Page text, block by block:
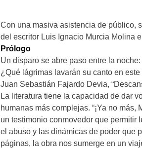
Con una masiva asistencia de público,
del escritor Luis Ignacio Murcia Molina
Prólogo
Un disparo se abre paso entre la noche:
¿Qué lágrimas lavarán su canto en
Juan Sebastián Fajardo Devia,
La literatura tiene la capacidad de dar
humanas más complejas. “¡Ya no
un testimonio conmovedor que permitir
el abuso y las dinámicas de poder que
páginas, la obra nos sumerge en un